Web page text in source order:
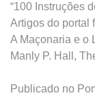
“100 Instruções
Artigos do portal
A Maçonaria e o
Manly P. Hall,
Publicado no